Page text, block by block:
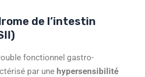
de l’intestin
fonctionnel gastro-
par une hypersensibilité